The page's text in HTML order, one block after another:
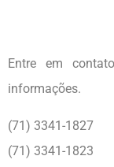
Entre em
informações.
(71) 3341-1827
(71) 3341-1823